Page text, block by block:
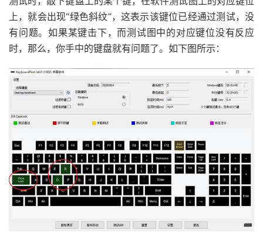
上，就会出现“绿色斜纹”，这表示该键位已经通过测试，没
有问题。如果某键击下，而测试图中的对应键位没有反应
时，那么，你手中的键盘就有问题了。如下图所示：